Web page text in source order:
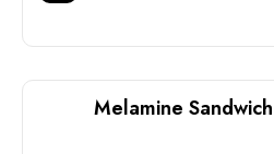
Melamine Sandwich